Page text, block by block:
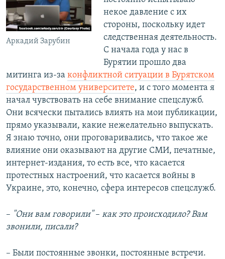
Аркадий Зарубин
некое давление с их
стороны, поскольку идет
следственная деятельность.
С начала года у нас в
Бурятии прошло два
митинга из-за конфликтной ситуации в Бурятском
государственном университете, и с того момента я
начал чувствовать на себе внимание спецслужб.
Они всячески пытались влиять на мои публикации,
прямо указывали, какие нежелательно выпускать.
Я знаю точно, они проговаривались, что такое же
влияние они оказывают на другие СМИ, печатные,
интернет-издания, то есть все, что касается
протестных настроений, что касается войны в
Украине, это, конечно, сфера интересов спецслужб.
–​ "Они вам говорили"–​ как это происходило? Вам
звонили, писали?
– Были постоянные звонки, постоянные встречи.